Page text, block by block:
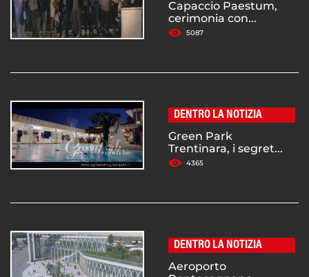
Capaccio Paestum,
cerimonia con...
5087
DENTRO LA NOTIZIA
Green Park
Trentinara, i segret...
4365
DENTRO LA NOTIZIA
Aeroporto